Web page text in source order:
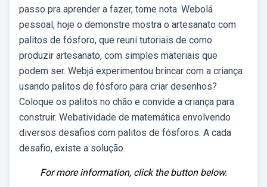
passo pra aprender a fazer, tome nota. Webolá
pessoal, hoje o demonstre mostra o artesanato com
palitos de fósforo, que reuni tutoriais de como
produzir artesanato, com simples materiais que
podem ser. Webjá experimentou brincar com a criança
usando palitos de fósforo para criar desenhos?
Coloque os palitos no chão e convide a criança para
construir. Webatividade de matemática envolvendo
diversos desafios com palitos de fósforos. A cada
desafio, existe a solução.
For more information, click the button below.